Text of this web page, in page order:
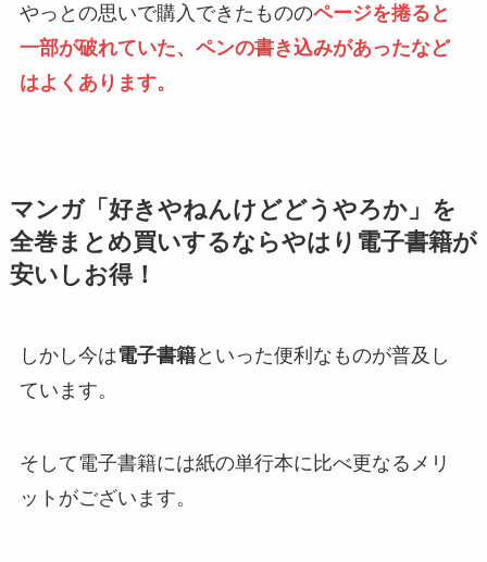
やっとの思いで購入できたもののページを捲ると
一部が破れていた、ペンの書き込みがあったなど
はよくあります。
マンガ「好きやねんけどどうやろか」を
全巻まとめ買いするならやはり電子書籍が
安いしお得！
しかし今は電子書籍といった便利なものが普及し
ています。
そして電子書籍には紙の単行本に比べ更なるメリ
ットがございます。